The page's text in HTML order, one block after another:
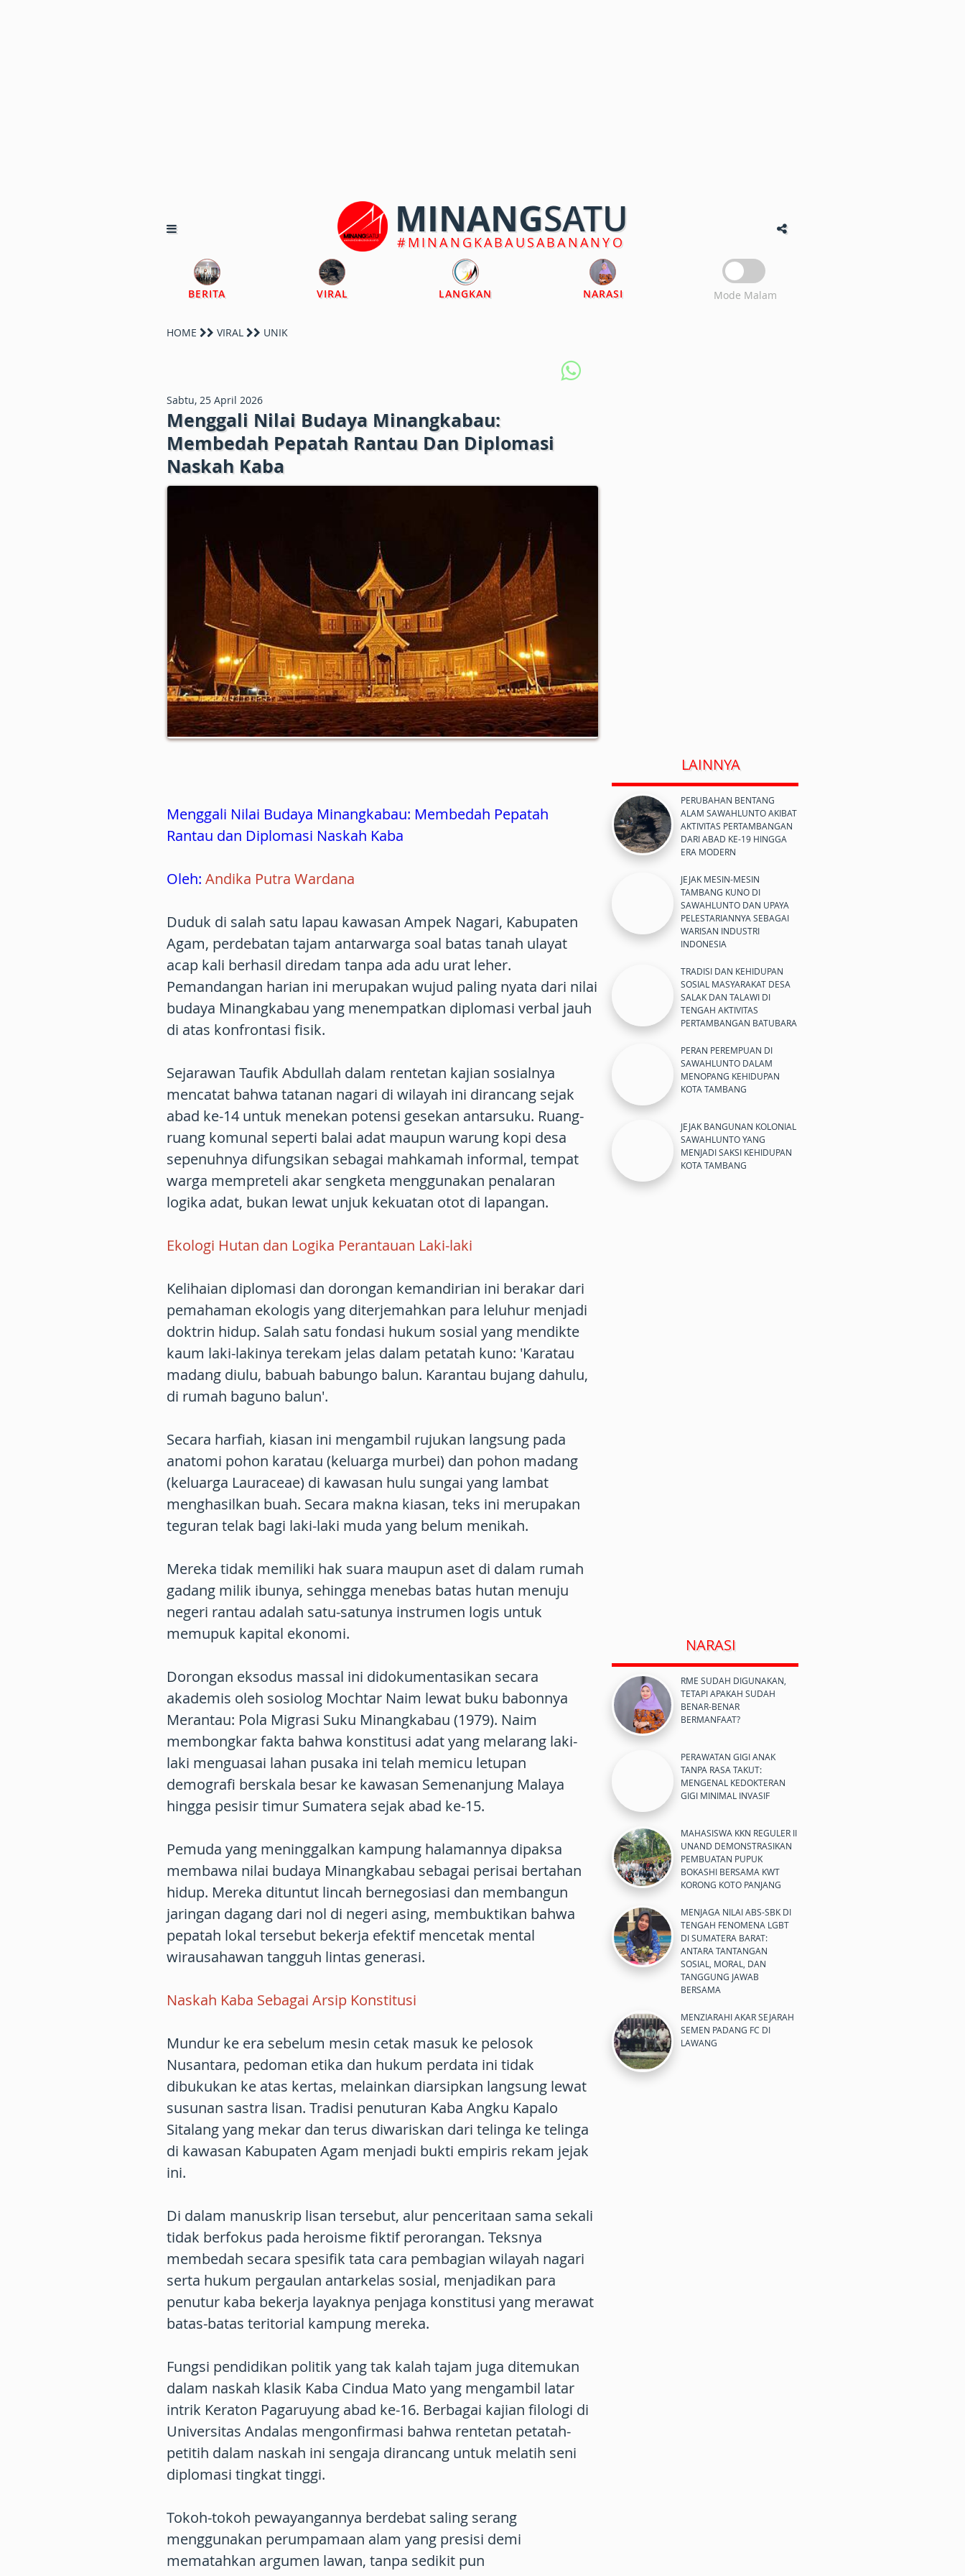
MINANGSATU
#MINANGKABAUSABANANYO
BERITA VIRAL LANGKAN NARASI Mode Malam
HOME VIRAL UNIK
Sabtu, 25 April 2026
Menggali Nilai Budaya Minangkabau:
Membedah Pepatah Rantau Dan Diplomasi
Naskah Kaba
Menggali Nilai Budaya Minangkabau: Membedah Pepatah
Rantau dan Diplomasi Naskah Kaba
Oleh: Andika Putra Wardana
Duduk di salah satu lapau kawasan Ampek Nagari, Kabupaten
Agam, perdebatan tajam antarwarga soal batas tanah ulayat
acap kali berhasil diredam tanpa ada adu urat leher.
Pemandangan harian ini merupakan wujud paling nyata dari nilai
budaya Minangkabau yang menempatkan diplomasi verbal jauh
di atas konfrontasi fisik.
Sejarawan Taufik Abdullah dalam rentetan kajian sosialnya
mencatat bahwa tatanan nagari di wilayah ini dirancang sejak
abad ke-14 untuk menekan potensi gesekan antarsuku. Ruang-
ruang komunal seperti balai adat maupun warung kopi desa
sepenuhnya difungsikan sebagai mahkamah informal, tempat
warga mempreteli akar sengketa menggunakan penalaran
logika adat, bukan lewat unjuk kekuatan otot di lapangan.
Ekologi Hutan dan Logika Perantauan Laki-laki
Kelihaian diplomasi dan dorongan kemandirian ini berakar dari
pemahaman ekologis yang diterjemahkan para leluhur menjadi
doktrin hidup. Salah satu fondasi hukum sosial yang mendikte
kaum laki-lakinya terekam jelas dalam petatah kuno: 'Karatau
madang diulu, babuah babungo balun. Karantau bujang dahulu,
di rumah baguno balun'.
Secara harfiah, kiasan ini mengambil rujukan langsung pada
anatomi pohon karatau (keluarga murbei) dan pohon madang
(keluarga Lauraceae) di kawasan hulu sungai yang lambat
menghasilkan buah. Secara makna kiasan, teks ini merupakan
teguran telak bagi laki-laki muda yang belum menikah.
Mereka tidak memiliki hak suara maupun aset di dalam rumah
gadang milik ibunya, sehingga menebas batas hutan menuju
negeri rantau adalah satu-satunya instrumen logis untuk
memupuk kapital ekonomi.
Dorongan eksodus massal ini didokumentasikan secara
akademis oleh sosiolog Mochtar Naim lewat buku babonnya
Merantau: Pola Migrasi Suku Minangkabau (1979). Naim
membongkar fakta bahwa konstitusi adat yang melarang laki-
laki menguasai lahan pusaka ini telah memicu letupan
demografi berskala besar ke kawasan Semenanjung Malaya
hingga pesisir timur Sumatera sejak abad ke-15.
Pemuda yang meninggalkan kampung halamannya dipaksa
membawa nilai budaya Minangkabau sebagai perisai bertahan
hidup. Mereka dituntut lincah bernegosiasi dan membangun
jaringan dagang dari nol di negeri asing, membuktikan bahwa
pepatah lokal tersebut bekerja efektif mencetak mental
wirausahawan tangguh lintas generasi.
Naskah Kaba Sebagai Arsip Konstitusi
Mundur ke era sebelum mesin cetak masuk ke pelosok
Nusantara, pedoman etika dan hukum perdata ini tidak
dibukukan ke atas kertas, melainkan diarsipkan langsung lewat
susunan sastra lisan. Tradisi penuturan Kaba Angku Kapalo
Sitalang yang mekar dan terus diwariskan dari telinga ke telinga
di kawasan Kabupaten Agam menjadi bukti empiris rekam jejak
ini.
Di dalam manuskrip lisan tersebut, alur penceritaan sama sekali
tidak berfokus pada heroisme fiktif perorangan. Teksnya
membedah secara spesifik tata cara pembagian wilayah nagari
serta hukum pergaulan antarkelas sosial, menjadikan para
penutur kaba bekerja layaknya penjaga konstitusi yang merawat
batas-batas teritorial kampung mereka.
Fungsi pendidikan politik yang tak kalah tajam juga ditemukan
dalam naskah klasik Kaba Cindua Mato yang mengambil latar
intrik Keraton Pagaruyung abad ke-16. Berbagai kajian filologi di
Universitas Andalas mengonfirmasi bahwa rentetan petatah-
petitih dalam naskah ini sengaja dirancang untuk melatih seni
diplomasi tingkat tinggi.
Tokoh-tokoh pewayangannya berdebat saling serang
menggunakan perumpamaan alam yang presisi demi
mematahkan argumen lawan, tanpa sedikit pun
LAINNYA
PERUBAHAN BENTANG
ALAM SAWAHLUNTO AKIBAT
AKTIVITAS PERTAMBANGAN
DARI ABAD KE-19 HINGGA
ERA MODERN
JEJAK MESIN-MESIN
TAMBANG KUNO DI
SAWAHLUNTO DAN UPAYA
PELESTARIANNYA SEBAGAI
WARISAN INDUSTRI
INDONESIA
TRADISI DAN KEHIDUPAN
SOSIAL MASYARAKAT DESA
SALAK DAN TALAWI DI
TENGAH AKTIVITAS
PERTAMBANGAN BATUBARA
PERAN PEREMPUAN DI
SAWAHLUNTO DALAM
MENOPANG KEHIDUPAN
KOTA TAMBANG
JEJAK BANGUNAN KOLONIAL
SAWAHLUNTO YANG
MENJADI SAKSI KEHIDUPAN
KOTA TAMBANG
NARASI
RME SUDAH DIGUNAKAN,
TETAPI APAKAH SUDAH
BENAR-BENAR
BERMANFAAT?
PERAWATAN GIGI ANAK
TANPA RASA TAKUT:
MENGENAL KEDOKTERAN
GIGI MINIMAL INVASIF
MAHASISWA KKN REGULER II
UNAND DEMONSTRASIKAN
PEMBUATAN PUPUK
BOKASHI BERSAMA KWT
KORONG KOTO PANJANG
MENJAGA NILAI ABS-SBK DI
TENGAH FENOMENA LGBT
DI SUMATERA BARAT:
ANTARA TANTANGAN
SOSIAL, MORAL, DAN
TANGGUNG JAWAB
BERSAMA
MENZIARAHI AKAR SEJARAH
SEMEN PADANG FC DI
LAWANG